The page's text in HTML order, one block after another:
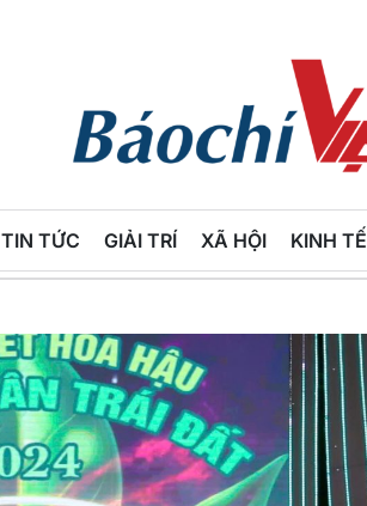
Chí
Việt
TIN TỨC GIẢI TRÍ XÃ HỘI KINH TẾ